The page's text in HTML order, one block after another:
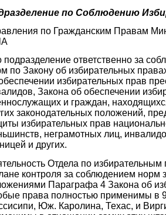
по Соблюдению
по Гражданским Правам
подразделение ответственно за
по Закону об избирательных
избирательных прав
Закона об обеспечении
и граждан,
законодательных положений,
избирательных прав
неграмотных лиц,
и других.
Отдела по избирательным
контроля за соблюдением норм
Параграфа 4 Закона об
права полностью применимы в
Юж. Каролина, Техас, и